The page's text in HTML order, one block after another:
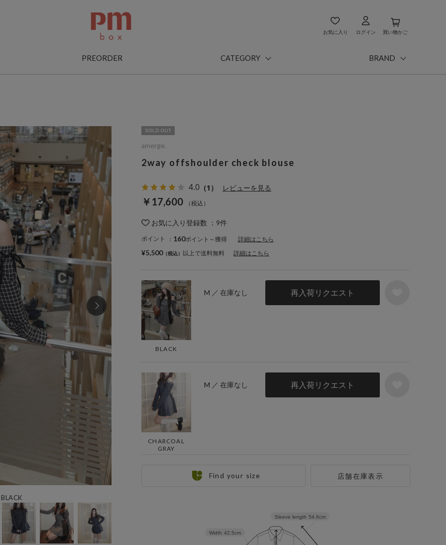
お気に入り ログイン 買い物かご
PREORDER CATEGORY BRAND
2way offshoulder check blouse
4.0 （1） レビューを見る
￥17,600
お気に入り登録数 ： 9件
ポイント ： 160ポイント～獲得 詳細はこちら
BLACK
M ／ 在庫なし 再入荷リクエスト
CHARCOAL
GRAY
M ／ 在庫なし 再入荷リクエスト
店舗在庫表示
amerge.
¥5,500 以上で送料無料 詳細はこちら
Find your size
Sleeve length 54.6cm
Width 42.5cm